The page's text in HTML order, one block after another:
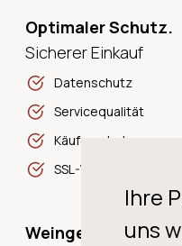
Ihre
uns
Optimaler Schutz.
Sicherer Einkauf
Datenschutz
Servicequalität
Käuferschutz
SSL-Verschlüsselung
Weingeschichten,